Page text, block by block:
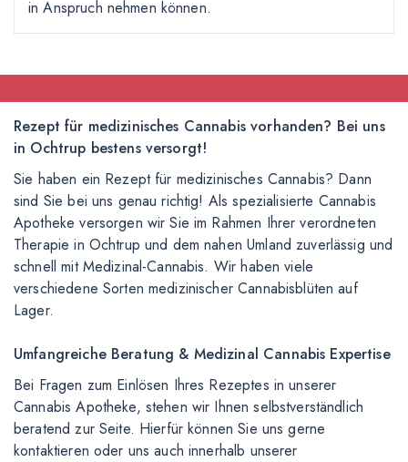
in Anspruch nehmen können.
Rezept für medizinisches Cannabis vorhanden? Bei uns
in Ochtrup bestens versorgt!
Sie haben ein Rezept für medizinisches Cannabis? Dann
sind Sie bei uns genau richtig! Als spezialisierte Cannabis
Apotheke versorgen wir Sie im Rahmen Ihrer verordneten
Therapie in Ochtrup und dem nahen Umland zuverlässig und
schnell mit Medizinal-Cannabis. Wir haben viele
verschiedene Sorten medizinischer Cannabisblüten auf
Lager.
Umfangreiche Beratung & Medizinal Cannabis Expertise
Bei Fragen zum Einlösen Ihres Rezeptes in unserer
Cannabis Apotheke, stehen wir Ihnen selbstverständlich
beratend zur Seite. Hierfür können Sie uns gerne
kontaktieren oder uns auch innerhalb unserer